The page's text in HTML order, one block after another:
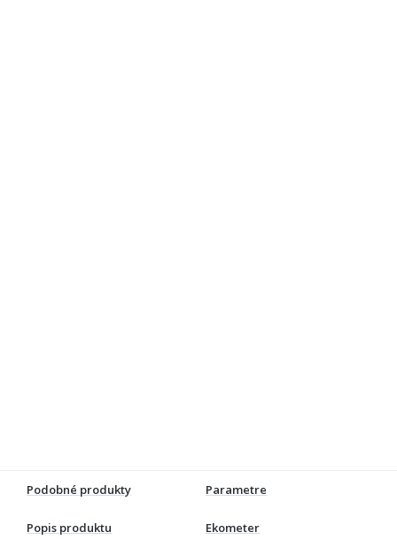
Podobné produkty Parametre
Popis produktu Ekometer